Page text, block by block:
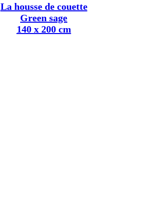
La housse de couette
Green sage
140 x 200 cm